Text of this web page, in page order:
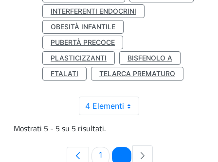
INTERFERENTI ENDOCRINI
OBESITÀ INFANTILE
PUBERTÀ PRECOCE
PLASTICIZZANTI
BISFENOLO A
FTALATI
TELARCA PREMATURO
4 Elementi
Mostrati 5 - 5 su 5 risultati.
Pagina
1 Pagina